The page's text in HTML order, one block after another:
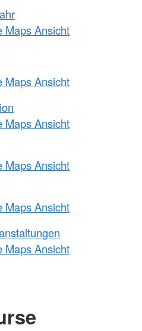
Maps Ansicht
Maps Ansicht
Maps Ansicht
Maps Ansicht
Maps Ansicht
Maps Ansicht